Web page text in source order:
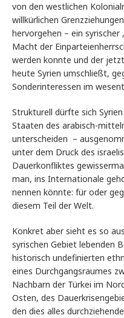
von den westlichen
willkürlichen
hervorgehen – ein syrischer
Macht der
werden konnte und der
heute Syrien umschließt,
Sonderinteressen im
Strukturell dürfte sich
Staaten des arabisch-
unterscheiden –
unter dem Druck des
Dauerkonfliktes
man, ins Internationale
nennen könnte: für oder
diesem Teil der Welt.
Konkret aber sieht es so
syrischen Gebiet lebenden
historisch undefinierten
eines Durchgangsraumes
Nachbarn der Türkei im
Osten, des
den dies alles